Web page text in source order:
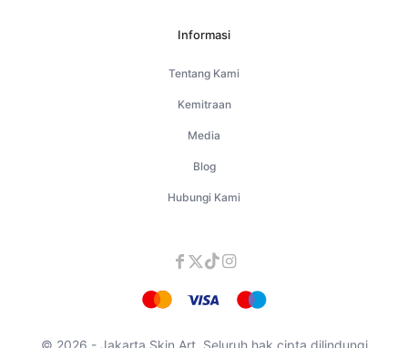
Informasi
Tentang Kami
Kemitraan
Media
Blog
Hubungi Kami
© 2026 - Jakarta Skin Art. Seluruh hak cipta dilindungi